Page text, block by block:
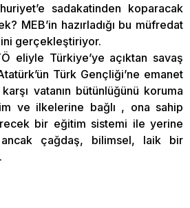
sadakatinden koparacak
MEB’in hazırladığı bu müfredat
gerçekleştiriyor.
eliyle Türkiye’ye açıktan savaş
Türk Gençliği’ne emanet
vatanın bütünlüğünü koruma
ve ilkelerine bağlı , ona sahip
bir eğitim sistemi ile yerine
çağdaş, bilimsel, laik bir